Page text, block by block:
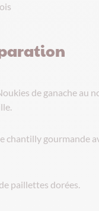
de ganache au
chantilly gourmande
paillettes dorées.